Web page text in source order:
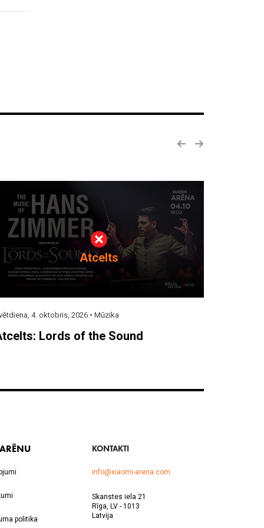
Atcelts
4. oktobris, 2026 • Mūzika
Lords of the Sound
politika
KONTAKTI
info@xiaomi-arena.com
Skanstes iela 21
Rīga, LV - 1013
Latvija